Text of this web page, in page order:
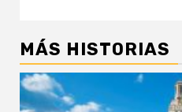
MÁS HISTORIAS